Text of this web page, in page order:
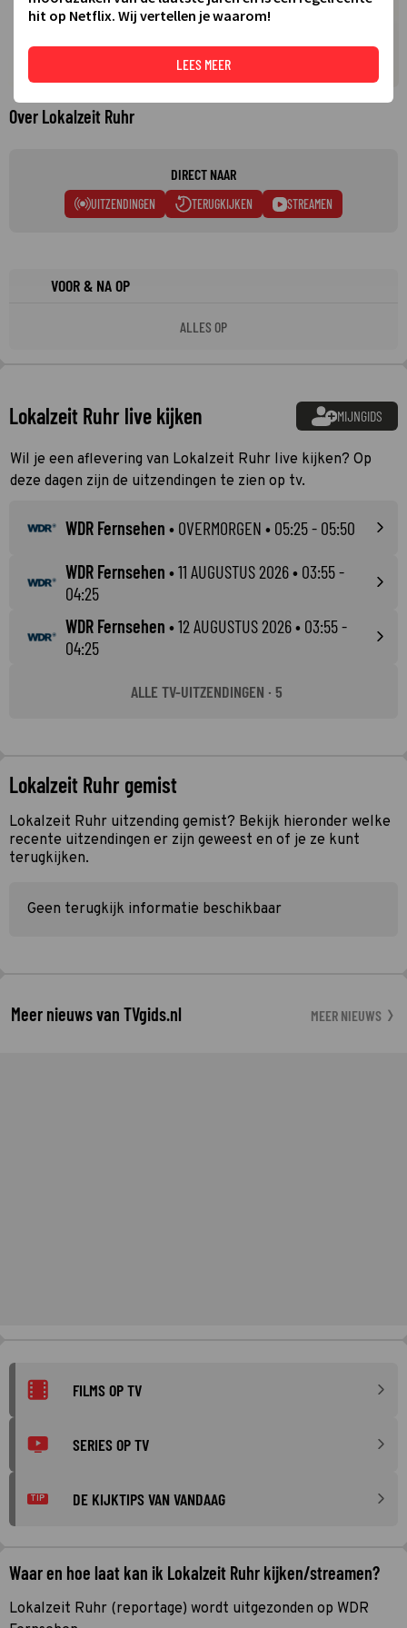
Over Lokalzeit Ruhr
DIRECT NAAR
UITZENDINGEN TERUGKIJKEN STREAMEN
VOOR & NA OP
ALLES OP
Lokalzeit Ruhr live kijken MIJNGIDS
Wil je een aflevering van Lokalzeit Ruhr live kijken? Op
deze dagen zijn de uitzendingen te zien op tv.
WDR Fernsehen • OVERMORGEN • 05:25 - 05:50
WDR Fernsehen •11 AUGUSTUS 2026• 03:55 -
04:25
WDR Fernsehen •12 AUGUSTUS 2026• 03:55 -
04:25
ALLE TV-UITZENDINGEN · 5
Lokalzeit Ruhr gemist
Lokalzeit Ruhr uitzending gemist? Bekijk hieronder welke
recente uitzendingen er zijn geweest en of je ze kunt
terugkijken.
Geen terugkijk informatie beschikbaar
Meer nieuws van TVgids.nl MEER NIEUWS
FILMS OP TV
SERIES OP TV
TIP DE KIJKTIPS VAN VANDAAG
Waar en hoe laat kan ik Lokalzeit Ruhr kijken/streamen?
Lokalzeit Ruhr (reportage) wordt uitgezonden op WDR
hit op Netflix. Wij vertellen je waarom!
LEES MEER